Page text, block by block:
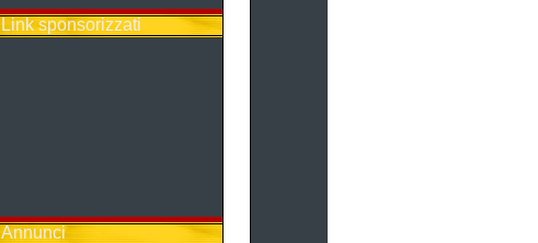
Link sponsorizzati
Annunci